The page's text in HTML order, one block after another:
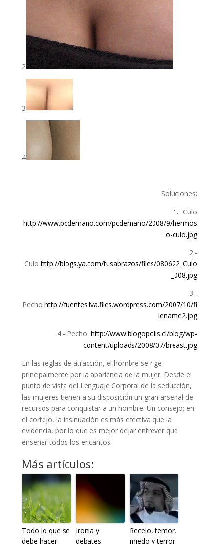
2
3
4
Soluciones:
1.- Culo
http://www.pcdemano.com/pcdemano/2008/9/hermos
o-culo.jpg
2.-
Culohttp://blogs.ya.com/tusabrazos/files/080622_Culo
_008.jpg
3.-
Pechohttp://fuentesilva.files.wordpress.com/2007/10/fi
lename2.jpg
4.- Pechohttp://www.blogopolis.cl/blog/wp-
content/uploads/2008/07/breast.jpg
En las reglas de atracción, el hombre se rige
principalmente por la apariencia de la mujer. Desde el
punto de vista del Lenguaje Corporal de la seducción,
las mujeres tienen a su disposición un gran arsenal de
recursos para conquistar a un hombre. Un consejo; en
el cortejo, la insinuación es más efectiva que la
evidencia, por lo que es mejor dejar entrever que
enseñar todos los encantos.
Más artículos:
Todo lo que se
debe hacer
Ironia y
debates
Recelo, temor,
miedo y terror